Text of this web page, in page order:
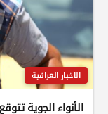
الاخبار العراقية